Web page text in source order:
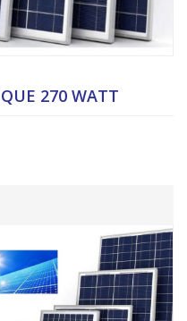
270 WATT